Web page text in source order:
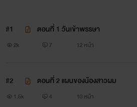
ทั้งที่บ้านผมก็ไม่ได้ไกลจากก
แต่เพราะผู้หญิงที่ทิ้งผมไ
แล้วน้องสาวผม ...
ก็ทำให้ผมมีแฟนเป็น
#1 ตอนที่ 1 วันเข้าพรรษา
2k 7 12 หน้า
#2 ตอนที่ 2 แผนของน้องสาวผม
1.5k 4 10 หน้า